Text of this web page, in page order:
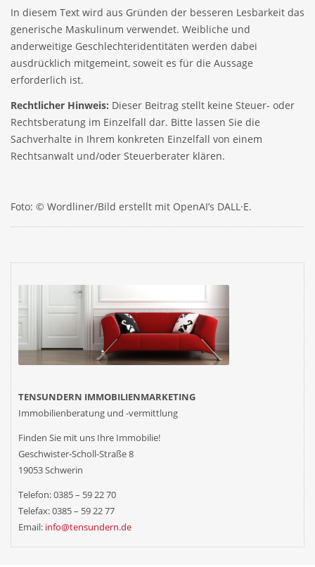
In diesem Text wird aus Gründen der besseren Lesbarkeit das
generische Maskulinum verwendet. Weibliche und
anderweitige Geschlechteridentitäten werden dabei
ausdrücklich mitgemeint, soweit es für die Aussage
erforderlich ist.
Rechtlicher Hinweis: Dieser Beitrag stellt keine Steuer- oder
Rechtsberatung im Einzelfall dar. Bitte lassen Sie die
Sachverhalte in Ihrem konkreten Einzelfall von einem
Rechtsanwalt und/oder Steuerberater klären.
Foto: © Wordliner/Bild erstellt mit OpenAI’s DALL·E.
TENSUNDERN IMMOBILIENMARKETING
Immobilienberatung und -vermittlung
Finden Sie mit uns Ihre Immobilie!
Geschwister-Scholl-Straße 8
19053 Schwerin
Telefon: 0385 – 59 22 70
Telefax: 0385 – 59 22 77
Email: info@tensundern.de